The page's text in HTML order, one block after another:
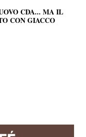
CDA... MA IL
CON GIACCO